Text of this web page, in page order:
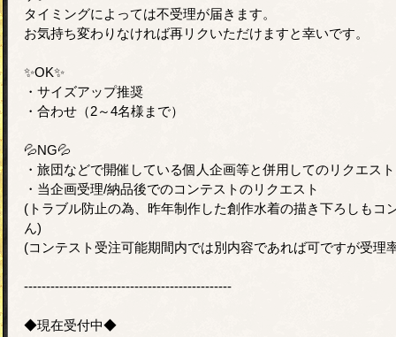
タイミングによっては不受理が届きます。
お気持ち変わりなければ再リクいただけますと幸いです。
✨OK✨
・サイズアップ推奨
・合わせ（2～4名様まで）
💦NG💦
・旅団などで開催している個人企画等と併用してのリクエスト
・当企画受理/納品後でのコンテストのリクエスト
(トラブル防止の為、昨年制作した創作水着の描き下ろしもコ
ん)
(コンテスト受注可能期間内では別内容であれば可ですが受理
-----------------------------------------------
◆現在受付中◆